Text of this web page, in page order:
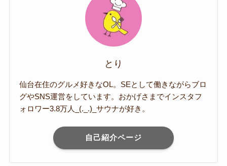
とり
仙台在住のグルメ好きなOL。SEとして働きながらブロ
グやSNS運営をしています。おかげさまでインスタフ
ォロワー3.8万人_(._.)_サウナが好き。
自己紹介ページ